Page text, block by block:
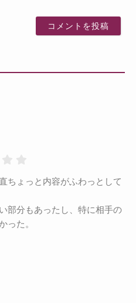
ちょっと内容がふわっとして
部分もあったし、特に相手の
った。